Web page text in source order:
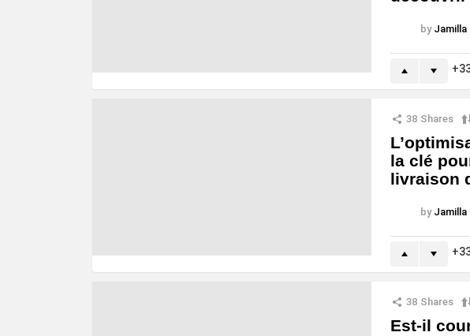
by Jamilla
38 Shares
la clé
livraison
by Jamilla
38 Shares
Est-il